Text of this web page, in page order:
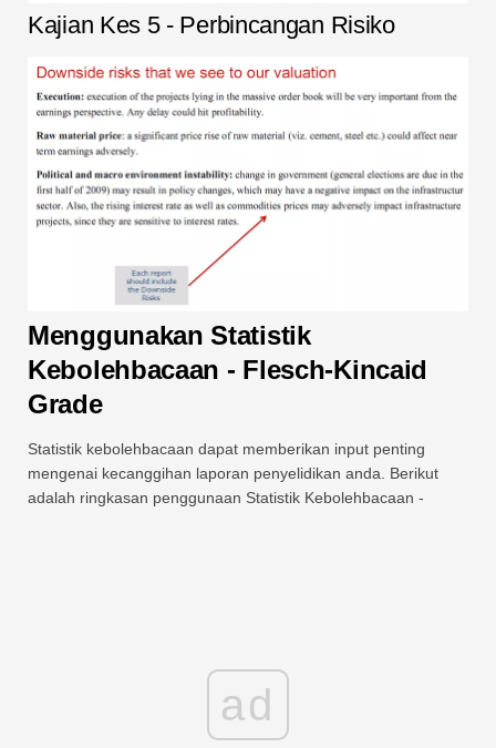
Kajian Kes 5 - Perbincangan Risiko
Menggunakan Statistik
Kebolehbacaan - Flesch-Kincaid
Grade
Statistik kebolehbacaan dapat memberikan input penting
mengenai kecanggihan laporan penyelidikan anda. Berikut
adalah ringkasan penggunaan Statistik Kebolehbacaan -
ad